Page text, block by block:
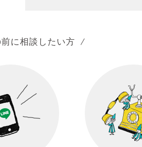
に相談したい方